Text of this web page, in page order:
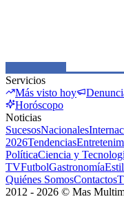
Servicios
Más visto hoy
Horóscopo
Noticias
SucesosNacionales
2026Tendencias
PolíticaCiencia y
TVFutbolGastronomía
Quiénes SomosContactos
2012 - 2026 © Mas